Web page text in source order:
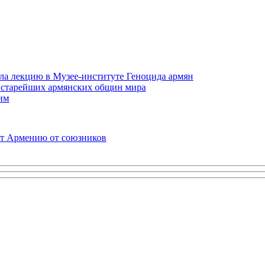
лекцию в Музее-институте Геноцида армян
армянских общин мира
Армению от союзников